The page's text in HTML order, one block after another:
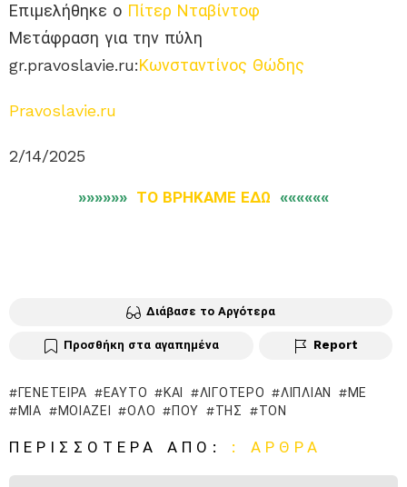
Επιμελήθηκε ο Πίτερ Νταβίντοφ
Μετάφραση για την πύλη
gr.pravoslavie.ru:Κωνσταντίνος Θώδης
Pravoslavie.ru
2/14/2025
»»»»»» ΤΟ ΒΡΗΚΑΜΕ ΕΔΩ ««««««
Διάβασε το Αργότερα
Προσθήκη στα αγαπημένα Report
ΓΕΝΈΤΕΙΡΑ ΕΑΥΤΌ ΚΑΙ ΛΙΓΌΤΕΡΟ ΛΊΠΛΙΑΝ
ΜΕ
ΜΙΑ
ΜΟΙΆΖΕΙ ΌΛΟ ΠΟΥ ΤΗΣ ΤΟΝ
ΠΕΡΙΣΣΌΤΕΡΑ ΑΠΌ: : ΆΡΘΡΑ